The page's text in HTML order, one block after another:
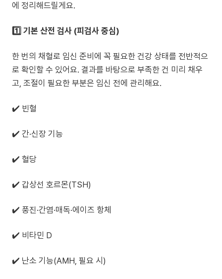
에 정리해드릴게요.
1️⃣ 기본 산전 검사 (피검사 중심)
한 번의 채혈로 임신 준비에 꼭 필요한 건강 상태를 전반적으
로 확인할 수 있어요. 결과를 바탕으로 부족한 건 미리 채우
고, 조절이 필요한 부분은 임신 전에 관리해요.
✔️ 빈혈
✔️ 간·신장 기능
✔️ 혈당
✔️ 갑상선 호르몬(TSH)
✔️ 풍진·간염·매독·에이즈 항체
✔️ 비타민 D
✔️ 난소 기능(AMH, 필요 시)